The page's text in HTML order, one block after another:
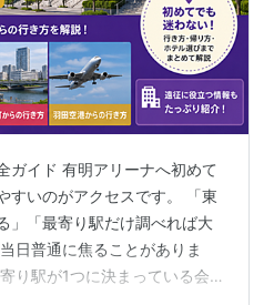
ガイド 有明アリーナへ初めて
すいのがアクセスです。 「東
」「最寄り駅だけ調べれば大
日普通に焦ることがありま
り駅が1つに決まっている会場